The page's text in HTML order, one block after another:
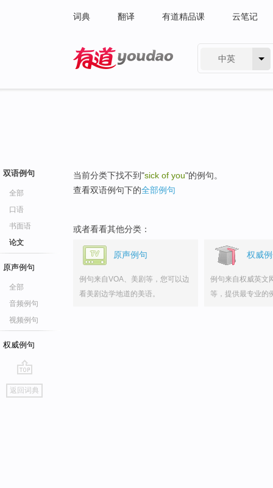
词典 翻译 有道精品课 云笔记
中英
双语例句
全部
口语
书面语
论文
原声例句
全部
音频例句
视频例句
权威例句
go
top
返回词典
当前分类下找不到"sick of you"的例句。
查看双语例句下的全部例句
或者看看其他分类：
原声例句
例句来自VOA、美剧等，您可以边
看美剧边学地道的美语。
权威
例句来自权威英文
等，提供最专业的